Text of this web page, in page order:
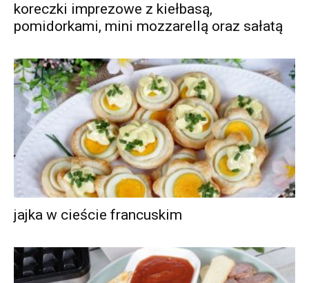
koreczki imprezowe z kiełbasą,
pomidorkami, mini mozzarellą oraz sałatą
jajka w cieście francuskim